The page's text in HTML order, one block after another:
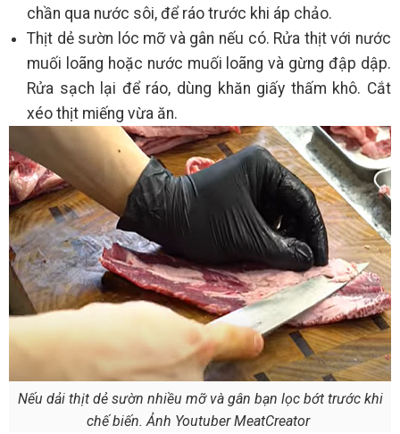
chần qua nước sôi, để ráo trước khi áp chảo.
Thịt dẻ sườn lóc mỡ và gân nếu có. Rửa thịt với nước
muối loãng hoặc nước muối loãng và gừng đập dập.
Rửa sạch lại để ráo, dùng khăn giấy thấm khô. Cắt
xéo thịt miếng vừa ăn.
Nếu dải thịt dẻ sườn nhiều mỡ và gân bạn lọc bớt trước khi
chế biến. Ảnh Youtuber MeatCreator